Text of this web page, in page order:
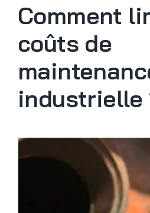
Comment
coûts de
industrielle